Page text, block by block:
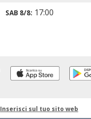
SAB 8/8: 17:00
Inserisci sul tuo sito web